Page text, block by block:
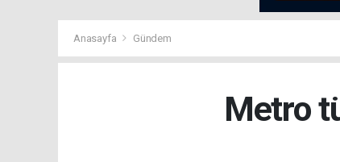
Anasayfa Gündem
Metro